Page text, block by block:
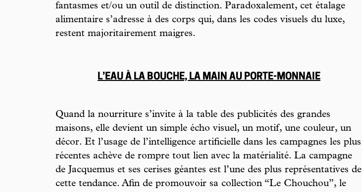
fantasmes et/ou un outil de distinction. Paradoxalement, cet étalage
alimentaire s’adresse à des corps qui, dans les codes visuels du luxe,
restent majoritairement maigres.
L’EAU À LA BOUCHE, LA MAIN AU PORTE-MONNAIE
Quand la nourriture s’invite à la table des publicités des grandes
maisons, elle devient un simple écho visuel, un motif, une couleur, un
décor. Et l’usage de l’intelligence artificielle dans les campagnes les plus
récentes achève de rompre tout lien avec la matérialité. La campagne
de Jacquemus et ses cerises géantes est l’une des plus représentatives de
cette tendance. Afin de promouvoir sa collection “Le Chouchou”, le